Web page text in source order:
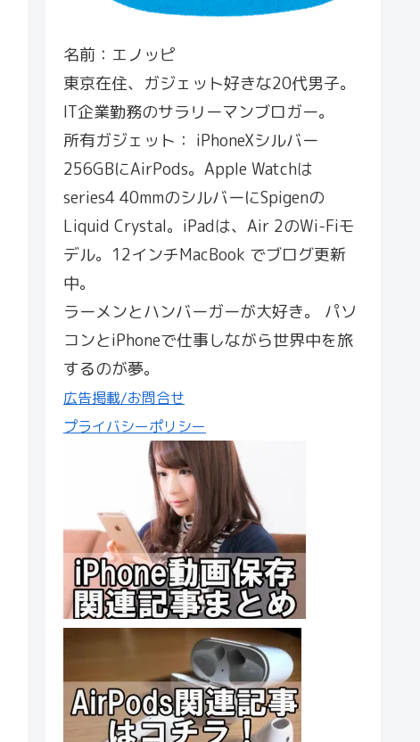
名前：エノッピ
東京在住、ガジェット好きな20代男子。
IT企業勤務のサラリーマンブロガー。
所有ガジェット： iPhoneXシルバー
256GBにAirPods。Apple Watchは
series4 40mmのシルバーにSpigenの
Liquid Crystal。iPadは、Air 2のWi-Fiモ
デル。12インチMacBook でブログ更新
中。
ラーメンとハンバーガーが大好き。 パソ
コンとiPhoneで仕事しながら世界中を旅
するのが夢。
広告掲載/お問合せ
プライバシーポリシー